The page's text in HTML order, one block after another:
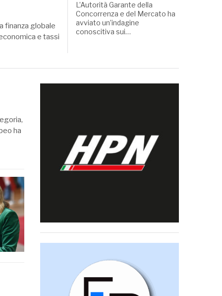
finanza globale
e tassi
L’Autorità Garante della
Concorrenza e del Mercato ha
avviato un’indagine
conoscitiva sui…
ha